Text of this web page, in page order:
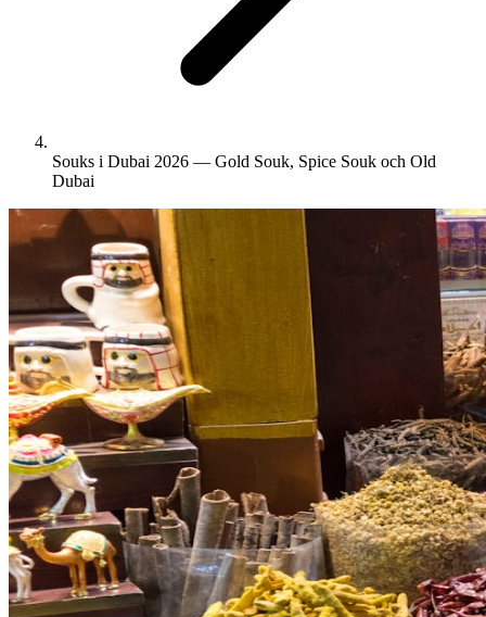
Souks i Dubai 2026 — Gold Souk, Spice Souk och Old
Dubai